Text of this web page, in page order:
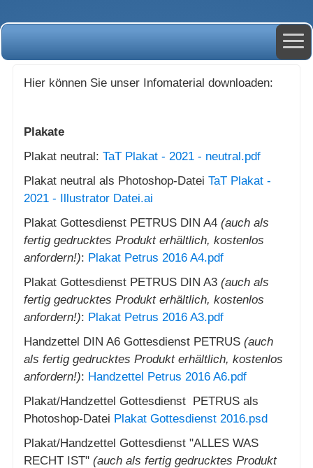
Hier können Sie unser Infomaterial downloaden:
Plakate
Plakat neutral: TaT Plakat - 2021 - neutral.pdf
Plakat neutral als Photoshop-Datei TaT Plakat -
2021 - Illustrator Datei.ai
Plakat Gottesdienst PETRUS DIN A4 (auch als
fertig gedrucktes Produkt erhältlich, kostenlos
anfordern!): Plakat Petrus 2016 A4.pdf
Plakat Gottesdienst PETRUS DIN A3 (auch als
fertig gedrucktes Produkt erhältlich, kostenlos
anfordern!): Plakat Petrus 2016 A3.pdf
Handzettel DIN A6 Gottesdienst PETRUS (auch
als fertig gedrucktes Produkt erhältlich, kostenlos
anfordern!): Handzettel Petrus 2016 A6.pdf
Plakat/Handzettel Gottesdienst PETRUS als
Photoshop-Datei Plakat Gottesdienst 2016.psd
Plakat/Handzettel Gottesdienst "ALLES WAS
RECHT IST" (auch als fertig gedrucktes Produkt